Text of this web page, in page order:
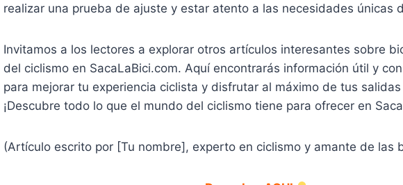
realizar una prueba de ajuste y estar atento a las necesidades únicas
Invitamos a los lectores a explorar otros artículos interesantes sobre
del ciclismo en SacaLaBici.com. Aquí encontrarás información útil y
para mejorar tu experiencia ciclista y disfrutar al máximo de tus
¡Descubre todo lo que el mundo del ciclismo tiene para ofrecer en
(Artículo escrito por [Tu nombre], experto en ciclismo y amante de las